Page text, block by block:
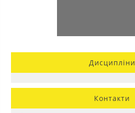
Дисципліни
Контакти